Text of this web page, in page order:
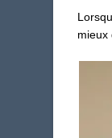
mieux